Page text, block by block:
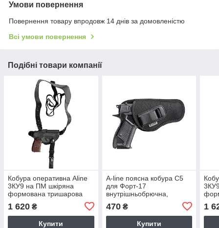
Умови повернення
Повернення товару впродовж 14 днів за домовленістю
Всі умови повернення
Подібні товари компанії
Кобура оперативна Aline
3КУ9 на ПМ шкіряна
формована тришарова
1 620 ₴
Купити
A-line поясна кобура С5
для Форт-17
внутрішньобрючна,
470₴
Купити
1